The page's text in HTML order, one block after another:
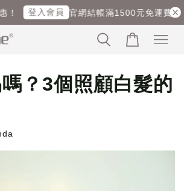
登入會員 官網結帳滿1500元免運費！ (
？3個照顧白髮的